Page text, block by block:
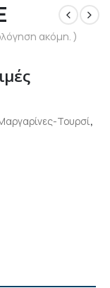
ακόμη. )
Τουρσί,